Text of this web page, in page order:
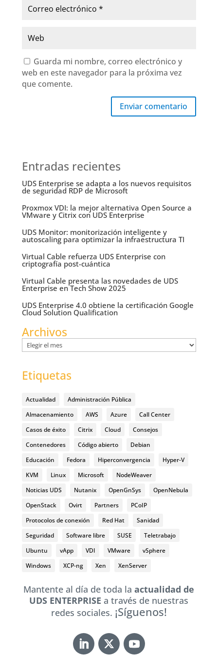
Guarda mi nombre, correo electrónico y
web en este navegador para la próxima vez
que comente.
Enviar comentario
Entradas recientes
UDS Enterprise se adapta a los nuevos requisitos
de seguridad RDP de Microsoft
Proxmox VDI: la mejor alternativa Open Source a
VMware y Citrix con UDS Enterprise
UDS Monitor: monitorización inteligente y
autoscaling para optimizar la infraestructura TI
Virtual Cable refuerza UDS Enterprise con
criptografía post-cuántica
Virtual Cable presenta las novedades de UDS
Enterprise en Tech Show 2025
UDS Enterprise 4.0 obtiene la certificación Google
Cloud Solution Qualification
Archivos
Archivos
Etiquetas
Actualidad
Administración Pública
Almacenamiento
AWS Azure
Call Center
Casos de éxito
Citrix Cloud
Consejos
Contenedores
Código abierto
Debian
Educación
Fedora Hiperconvergencia
Hyper-V
KVM
Linux Microsoft
NodeWeaver
Noticias UDS
Nutanix OpenGnSys
OpenNebula
OpenStack
Ovirt Partners
PCoIP
Protocolos de conexión
Red Hat
Sanidad
Seguridad
Software libre SUSE
Teletrabajo
Ubuntu
vApp VDI VMware
vSphere
Windows
XCP-ng Xen XenServer
Mantente al día de toda laactualidad de
UDS ENTERPRISEa través de nuestras
redes sociales. ¡Síguenos!